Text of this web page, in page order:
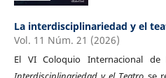
La interdisciplinariedad y el
Vol. 11 Núm. 21 (2026)
El VI Coloquio Internacional